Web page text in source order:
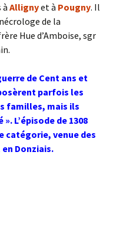
àAllignyet à Pougny. Il
de la
Hue d’Amboise, sgr
de Cent ans et
parfois les
familles, mais ils
L’épisode de 1308
catégorie, venue des
Donziais.